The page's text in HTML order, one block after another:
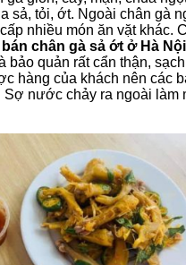
sả, tỏi, ớt. Ngoài chân gà
nhiều món ăn vặt khác.
chân gà sả ớt ở Hà Nội
bảo quản rất cẩn thận,
hàng của khách nên các
Sợ nước chảy ra ngoài làm